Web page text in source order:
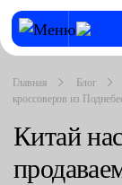
Главная Блог
кроссоверов из
Китай